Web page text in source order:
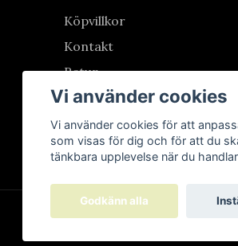
Köpvillkor
Kontakt
Retur
Vi använder cookies
Vi använder cookies för att
som visas för dig och för att du
tänkbara upplevelse när du
Godkänn alla